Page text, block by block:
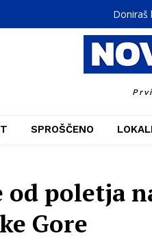
Doniraš
SPROŠČENO
od poletja
Gore